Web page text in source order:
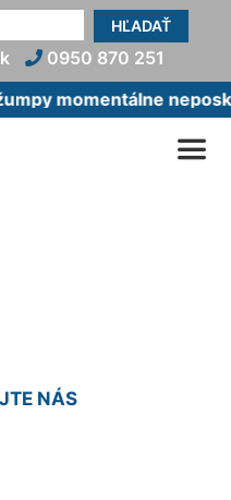
HĽADAŤ
0950 870 251
momentálne
NÁS